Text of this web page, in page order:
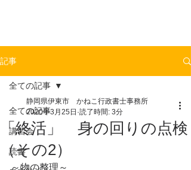
記事
全ての記事
講習会
読書
全ての記事
「終活」 身の回りの点検
（その2）
静岡県伊東市 かねこ行政書士事務所
2020年3月25日 読了時間: 3分
～物の整理～